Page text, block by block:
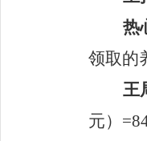
热
领取的
王
元） =